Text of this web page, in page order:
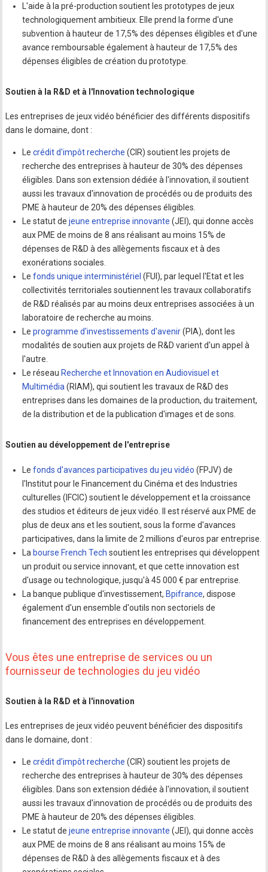
L'aide à la pré-production soutient les prototypes de jeux
technologiquement ambitieux. Elle prend la forme d'une
subvention à hauteur de 17,5% des dépenses éligibles et d'une
avance remboursable également à hauteur de 17,5% des
dépenses éligibles de création du prototype.
Soutien à la R&D et à l'Innovation technologique
Les entreprises de jeux vidéo bénéficier des différents dispositifs
dans le domaine, dont :
Lecrédit d'impôt recherche (CIR) soutient les projets de
recherche des entreprises à hauteur de 30% des dépenses
éligibles. Dans son extension dédiée à l'innovation, il soutient
aussi les travaux d'innovation de procédés ou de produits des
PME à hauteur de 20% des dépenses éligibles.
Le statut dejeune entreprise innovante (JEI), qui donne accès
aux PME de moins de 8 ans réalisant au moins 15% de
dépenses de R&D à des allègements fiscaux et à des
exonérations sociales.
Lefonds unique interministériel (FUI), par lequel l'Etat et les
collectivités territoriales soutiennent les travaux collaboratifs
de R&D réalisés par au moins deux entreprises associées à un
laboratoire de recherche au moins.
Leprogramme d'investissements d'avenir(PIA), dont les
modalités de soutien aux projets de R&D varient d'un appel à
l'autre.
Le réseau Recherche et Innovation en Audiovisuel et
Multimédia(RIAM), qui soutient les travaux de R&D des
entreprises dans les domaines de la production, du traitement,
de la distribution et de la publication d'images et de sons.
Soutien au développement de l'entreprise
Lefonds d'avances participatives du jeu vidéo (FPJV) de
l'Institut pour le Financement du Cinéma et des Industries
culturelles (IFCIC) soutient le développement et la croissance
des studios et éditeurs de jeux vidéo. Il est réservé aux PME de
plus de deux ans et les soutient, sous la forme d'avances
participatives, dans la limite de 2 millions d'euros par entreprise.
La bourse French Tech soutient les entreprises qui développent
un produit ou service innovant, et que cette innovation est
d'usage ou technologique, jusqu'à 45 000 € par entreprise.
La banque publique d'investissement, Bpifrance, dispose
également d'un ensemble d'outils non sectoriels de
financement des entreprises en développement.
Vous êtes une entreprise de services ou un
fournisseur de technologies du jeu vidéo
Soutien à la R&D et à l'innovation
Les entreprises de jeux vidéo peuvent bénéficier des dispositifs
dans le domaine, dont :
Lecrédit d'impôt recherche (CIR) soutient les projets de
recherche des entreprises à hauteur de 30% des dépenses
éligibles. Dans son extension dédiée à l'innovation, il soutient
aussi les travaux d'innovation de procédés ou de produits des
PME à hauteur de 20% des dépenses éligibles.
Le statut dejeune entreprise innovante (JEI), qui donne accès
aux PME de moins de 8 ans réalisant au moins 15% de
dépenses de R&D à des allègements fiscaux et à des